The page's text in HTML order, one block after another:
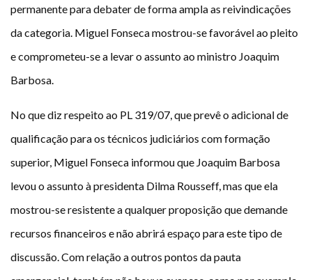
permanente para debater de forma ampla as reivindicações
da categoria. Miguel Fonseca mostrou-se favorável ao pleito
e comprometeu-se a levar o assunto ao ministro Joaquim
Barbosa.
No que diz respeito ao PL 319/07, que prevê o adicional de
qualificação para os técnicos judiciários com formação
superior, Miguel Fonseca informou que Joaquim Barbosa
levou o assunto à presidenta Dilma Rousseff, mas que ela
mostrou-se resistente a qualquer proposição que demande
recursos financeiros e não abrirá espaço para este tipo de
discussão. Com relação a outros pontos da pauta